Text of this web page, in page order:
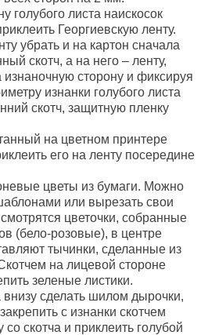
голубого листа наискосок
Георгиевскую ленту.
убрать и на картон сначала
скотч, а на него – ленту,
изнаночную сторону и фиксируя
изнанки голубого листа
скотч, защитную пленку
на цветном принтере
его на ленту посередине
цветы из бумаги. Можно
или вырезать свои
цветочки, собранные
(бело-розовые), в центре
тычинки, сделанные из
на лицевой стороне
зеленые листики.
внизу сделать шилом дырочки,
с изнанки скотчем
скотча и приклеить голубой